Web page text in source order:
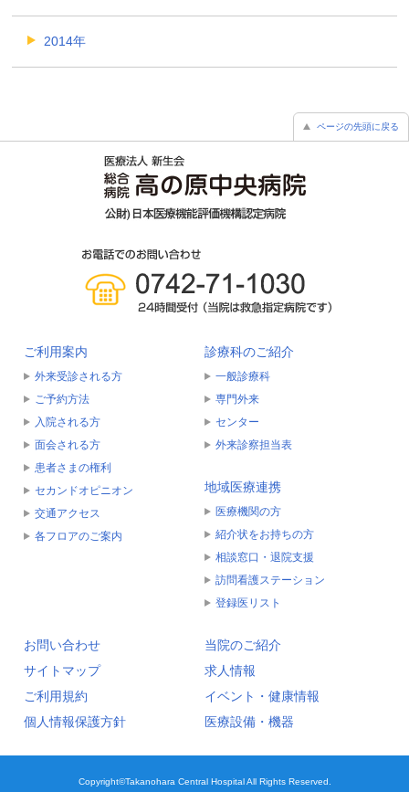
2014年
ページの先頭に戻る
ご利用案内
外来受診される方
ご予約方法
入院される方
面会される方
患者さまの権利
セカンドオピニオン
交通アクセス
各フロアのご案内
診療科のご紹介
一般診療科
専門外来
センター
外来診察担当表
地域医療連携
医療機関の方
紹介状をお持ちの方
相談窓口・退院支援
訪問看護ステーション
登録医リスト
当院のご紹介
求人情報
イベント・健康情報
医療設備・機器
お問い合わせ
サイトマップ
ご利用規約
個人情報保護方針
Copyright©Takanohara Central Hospital All Rights Reserved.